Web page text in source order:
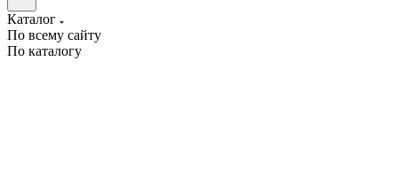
Каталог
По всему сайту
По каталогу